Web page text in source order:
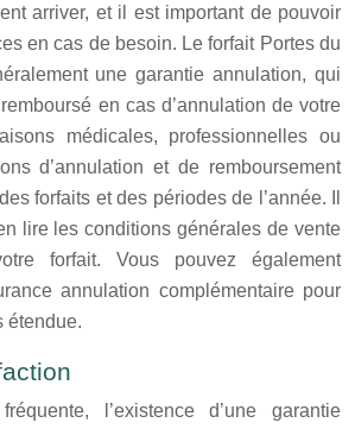
arriver, et il est important de pouvoir
en cas de besoin. Le forfait Portes du
une garantie annulation, qui
en cas d’annulation de votre
médicales, professionnelles ou
d’annulation et de remboursement
forfaits et des périodes de l’année. Il
lire les conditions générales de vente
forfait. Vous pouvez également
annulation complémentaire pour
étendue.
l’existence d’une garantie